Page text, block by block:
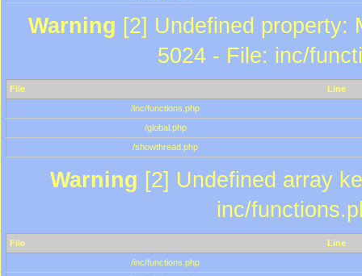
Warning [2] Undefined property:
5024 - File: inc/
File
Line
/inc/functions.php
/global.php
/showthread.php
Warning [2] Undefined array
inc/
File
Line
/inc/functions.php